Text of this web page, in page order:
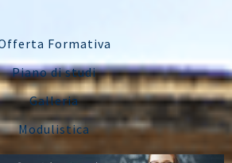
Formativa
Piano di studi
Galleria
Modulistica